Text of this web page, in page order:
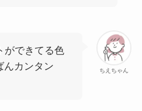
ちえちゃん
ができてる色
んカンタン